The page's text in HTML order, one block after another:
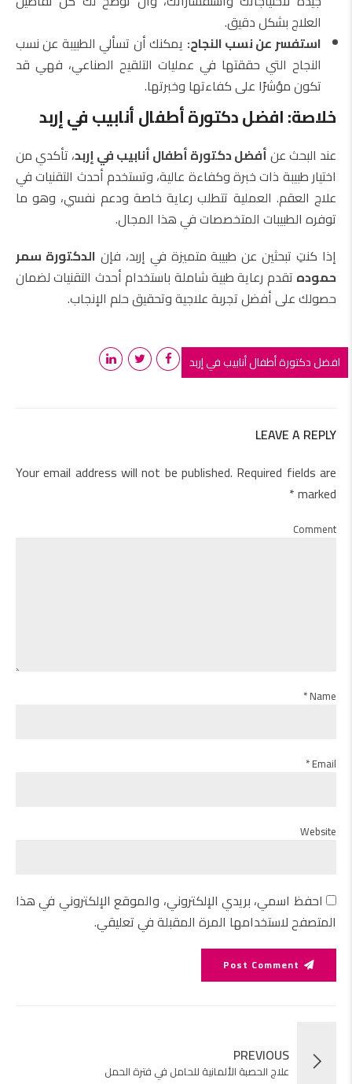
العلاج بشكل دقيق.
استفسر عن نسب النجاح: يمكنك أن تسألي الطبيبة عن نسب
النجاح التي حققتها في عمليات التلقيح الصناعي، فهي قد
تكون مؤشرًا على كفاءتها وخبرتها.
خلاصة: افضل دكتورة أطفال أنابيب في إربد
عند البحث عنأفضل دكتورة أطفال أنابيب في إربد، تأكدي من
اختيار طبيبة ذات خبرة وكفاءة عالية، وتستخدم أحدث التقنيات في
علاج العقم. العملية تتطلب رعاية خاصة ودعم نفسي، وهو ما
توفره الطبيبات المتخصصات في هذا المجال.
إذا كنتِ تبحثين عن طبيبة متميزة في إربد، فإن الدكتورة سمر
حموده تقدم رعاية طبية شاملة باستخدام أحدث التقنيات لضمان
حصولك على أفضل تجربة علاجية وتحقيق حلم الإنجاب.
افضل دكتورة أطفال أنابيب في إربد
LEAVE A REPLY
Your email address will not be published. Required fields are
marked *
Comment
Name *
Email *
Website
احفظ اسمي، بريدي الإلكتروني، والموقع الإلكتروني في هذا
المتصفح لاستخدامها المرة المقبلة في تعليقي.
Post Comment
PREVIOUS
علاج الحصبة الألمانية للحامل في فترة الحمل